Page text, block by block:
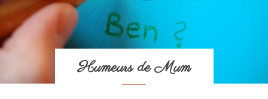
Humeurs de Mum